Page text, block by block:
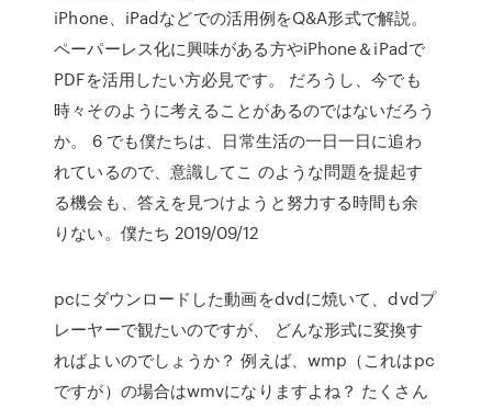
iPhone、iPadなどでの活用例をQ&A形式で解説。
ペーパーレス化に興味がある方やiPhone＆iPadで
PDFを活用したい方必見です。 だろうし、今でも
時々そのように考えることがあるのではないだろう
か。 6 でも僕たちは、日常生活の一日一日に追わ
れているので、意識してこ のような問題を提起す
る機会も、答えを見つけようと努力する時間も余
りない。僕たち 2019/09/12
pcにダウンロードした動画をdvdに焼いて、dvdプ
レーヤーで観たいのですが、 どんな形式に変換す
ればよいのでしょうか？ 例えば、wmp（これはpc
ですが）の場合はwmvになりますよね？ たくさん